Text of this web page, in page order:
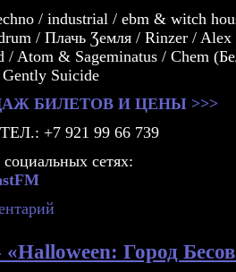
/ industrial / ebm & witch
/ Πлачь Ʒемля / Rinzer / Alex
/ Atom & Sageminatus / Chem
Suicide
БИЛЕТОВ И ЦЕНЫ >>>
+7 921 99 66 739
сетях:
«Halloween: Город